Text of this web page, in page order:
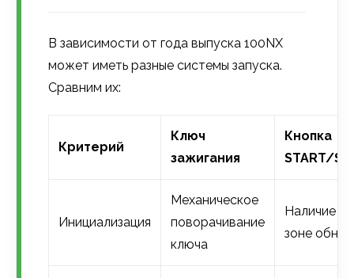
В зависимости от года выпуска 100NX
может иметь разные системы запуска.
Сравним их:
Критерий
Ключ
зажигания
Кнопка
START/
Инициализация
Механическое
поворачивание
ключа
Наличие
зоне